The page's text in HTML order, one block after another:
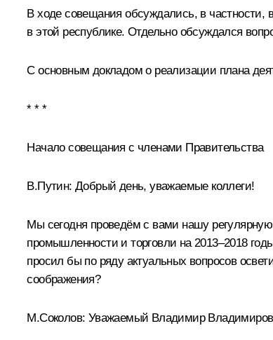
В ходе совещания обсуждались, в частности,
в этой республике. Отдельно обсуждался
С основным докладом о реализации плана
* * *
Начало совещания с членами Правительства
В.Путин: Добрый день, уважаемые коллеги!
Мы сегодня проведём с вами нашу регулярную
промышленности и торговли на 2013–2018
просил бы по ряду актуальных вопросов
соображения?
М.Соколов: Уважаемый Владимир